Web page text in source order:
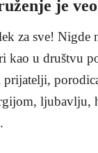
je
za sve! Nigde
kao u društvu
prijatelji,
ljubavlju,